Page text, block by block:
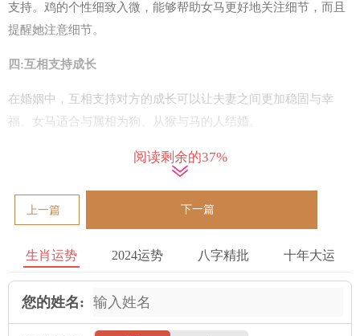
支持。鸡的个性细致入微，能够帮助女马更好地关注细节，而且
提醒她注意细节。
四:互相支持成长
在婚姻中，互相支持对方的成长可以让夫妻之间更加稳固与幸
福。女马适合与属相为狗、从猴与马的人结婚。
在狗属相的人忠诚可靠，能够帮助女马稳定发展事业，而且提供
精神上的支持。猴子机智聪明，能够与女马共同探索与创新。与
牛、鸡、狗、马在这些生肖的人结婚。在这些生肖与女马相处与
谐，有共同的兴趣爱好，互补优缺点，而且能够互相支持成长。
当然，最终的婚姻选择还是要以双方的个性、爱情与互相的努力
为基础。希望每一对夫妻都能够建立一个美满幸福的家庭！
阅读剩余的37%
上一篇 下一篇
生肖运势 2024运势 八字精批 十年大运
您的姓名: